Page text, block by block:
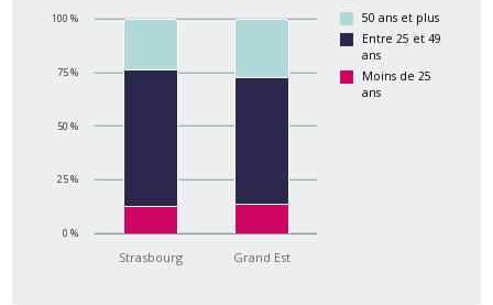
Strasbourg Grand Est
0 %
25 %
50 %
75 %
100 %
50 ans et plus
Entre 25 et 49
ans
Moins de 25
ans